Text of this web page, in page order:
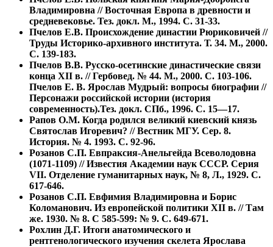
Владимировна // Восточная Европа в древности и
средневековье. Тез. докл. М., 1994. С. 31-33.
Пчелов Е.В. Происхождение династии Рюриковичей //
Труды Историко-архивного института. Т. 34. М., 2000.
С. 139-183.
Пчелов В.В. Русско-осетинские династические связи
конца XII в. // Гербовед. № 44. М., 2000. С. 103-106.
Пчелов Е. В. Ярослав Мудрый: вопросы биографии //
Персонажи российской истории (история
современность).Тез. докл. СПб., 1996. С. 15—17.
Рапов О.М. Когда родился великий киевский князь
Святослав Игоревич? // Вестник МГУ. Сер. 8.
История. № 4. 1993. С. 92-96.
Розанов С.П. Евпраксия-Анельгейда Всеволодовна
(1071-1109) // Известия Академии наук СССР. Серия
VII. Отделение гуманитарных наук, № 8, Л., 1929. С.
617-646.
Розанов С.П. Евфимия Владимировна и Борис
Коломанович. Из европейской политики XII в. // Там
же. 1930. № 8. С 585-599: № 9. С. 649-671.
Рохлин Д.Г. Итоги анатомического и
рентгенологического изучения скелета Ярослава